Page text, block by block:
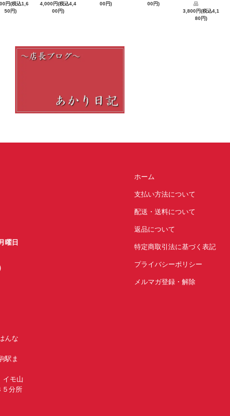
円(税込1,6
50円)
4,000円(税込4,4
00円)
00円)
00円)
品
3,800円(税込4,1
80円)
曜日
んな
駅ま
イモ山
分所
ホーム
支払い方法について
配送・送料について
返品について
特定商取引法に基づく表記
プライバシーポリシー
メルマガ登録・解除